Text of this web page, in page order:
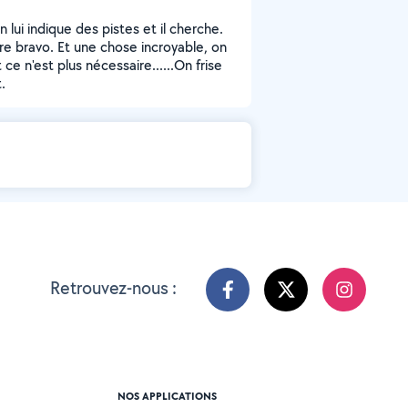
lui indique des pistes et il cherche.
bravo. Et une chose incroyable, on
n'est plus nécessaire......On frise
Retrouvez-nous :
NOS APPLICATIONS